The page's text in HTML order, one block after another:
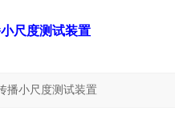
尺度测试装置